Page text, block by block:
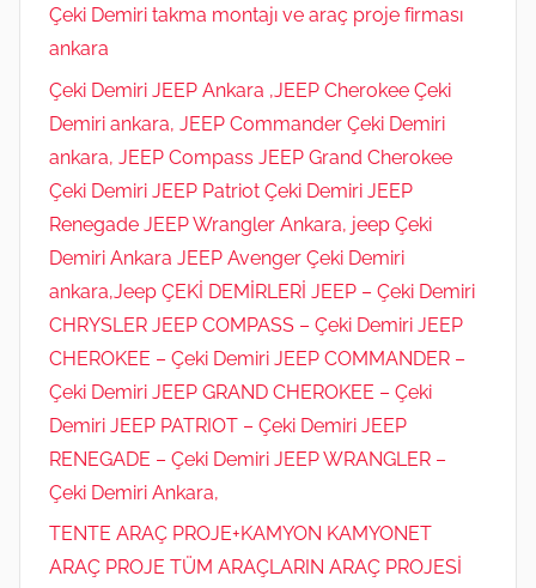
Çeki Demiri takma montajı ve araç proje firması
ankara
Çeki Demiri JEEP Ankara ,JEEP Cherokee Çeki
Demiri ankara, JEEP Commander Çeki Demiri
ankara, JEEP Compass JEEP Grand Cherokee
Çeki Demiri JEEP Patriot Çeki Demiri JEEP
Renegade JEEP Wrangler Ankara, jeep Çeki
Demiri Ankara JEEP Avenger Çeki Demiri
ankara,Jeep ÇEKİ DEMİRLERİ JEEP – Çeki Demiri
CHRYSLER JEEP COMPASS – Çeki Demiri JEEP
CHEROKEE – Çeki Demiri JEEP COMMANDER –
Çeki Demiri JEEP GRAND CHEROKEE – Çeki
Demiri JEEP PATRIOT – Çeki Demiri JEEP
RENEGADE – Çeki Demiri JEEP WRANGLER –
Çeki Demiri Ankara,
TENTE ARAÇ PROJE+KAMYON KAMYONET
ARAÇ PROJE TÜM ARAÇLARIN ARAÇ PROJESİ